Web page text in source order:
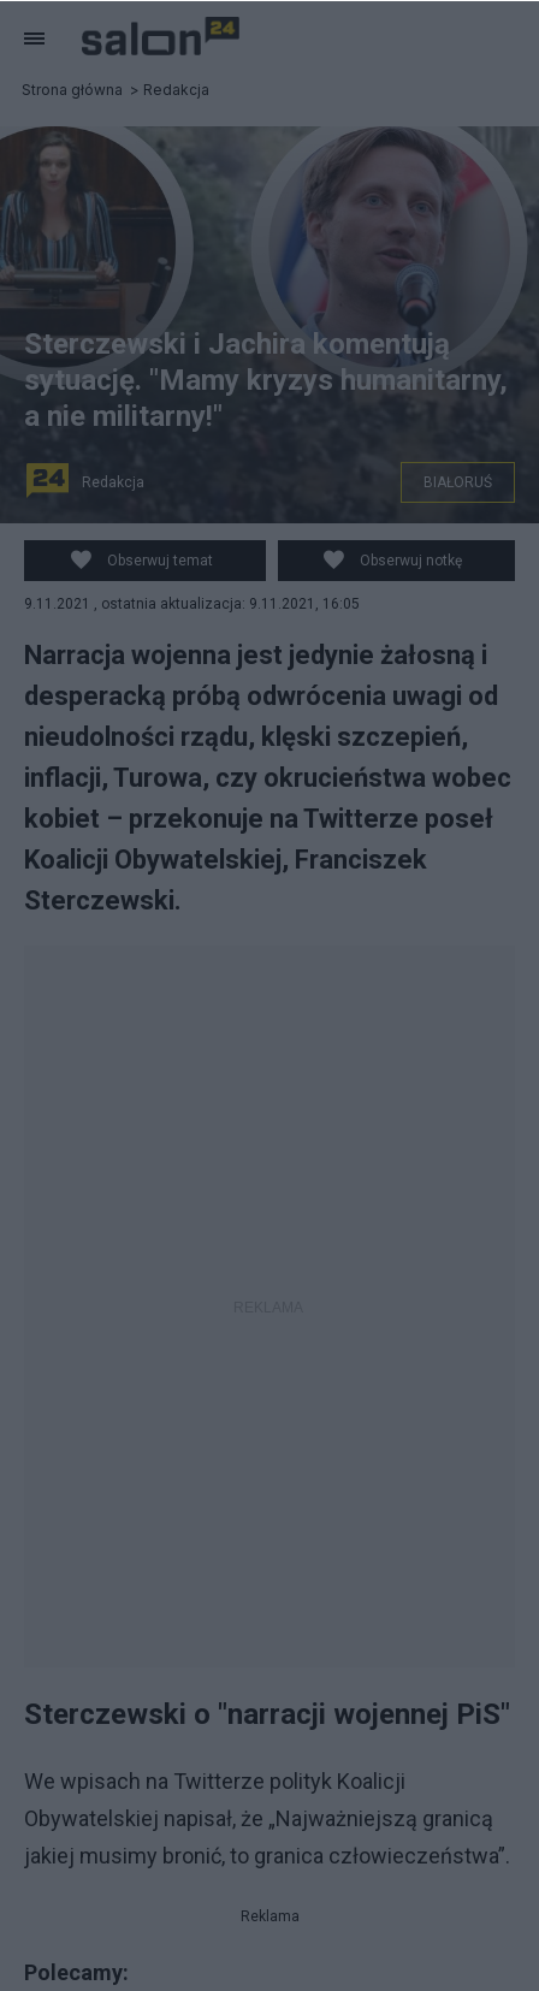
Strona główna Redakcja
Klaudia Jachira i Franek Sterczewski komentują
sytuację na granicy. Fot. PAP
Sterczewski i Jachira komentują
sytuację. "Mamy kryzys humanitarny,
a nie militarny!"
Redakcja BIAŁORUŚ
Obserwuj temat Obserwuj notkę
9.11.2021 , ostatnia aktualizacja: 9.11.2021, 16:05
Narracja wojenna jest jedynie żałosną i
desperacką próbą odwrócenia uwagi od
nieudolności rządu, klęski szczepień,
inflacji, Turowa, czy okrucieństwa wobec
kobiet – przekonuje na Twitterze poseł
Koalicji Obywatelskiej, Franciszek
Sterczewski.
Sterczewski o "narracji wojennej PiS"
We wpisach na Twitterze polityk Koalicji
Obywatelskiej napisał, że „Najważniejszą granicą
jakiej musimy bronić, to granica człowieczeństwa”.
Reklama
Polecamy: